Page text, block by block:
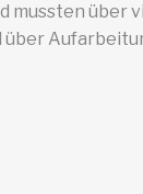
über
über